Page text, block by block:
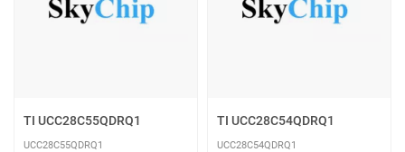
TI UCC28C55QDRQ1
UCC28C55QDRQ1
TI UCC28C54QDRQ1
UCC28C54QDRQ1